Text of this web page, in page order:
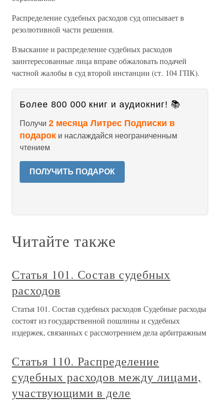
Распределение судебных расходов суд описывает в
резолютивной части решения.
Взыскание и распределение судебных расходов
заинтересованные лица вправе обжаловать подачей
частной жалобы в суд второй инстанции (ст. 104 ГПК).
Более 800 000 книг и аудиокниг! 📚
Получи 2 месяца Литрес Подписки в
подарок и наслаждайся неограниченным
чтением
ПОЛУЧИТЬ ПОДАРОК
Читайте также
Статья 101. Состав судебных
расходов
Статья 101. Состав судебных расходов Судебные расходы
состоят из государственной пошлины и судебных
издержек, связанных с рассмотрением дела арбитражным
Статья 110. Распределение
судебных расходов между лицами,
участвующими в деле